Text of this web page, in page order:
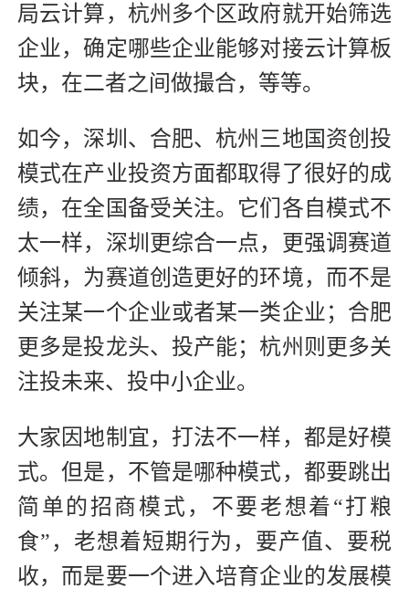
局云计算，杭州多个区政府就开始筛选
企业，确定哪些企业能够对接云计算板
块，在二者之间做撮合，等等。
如今，深圳、合肥、杭州三地国资创投
模式在产业投资方面都取得了很好的成
绩，在全国备受关注。它们各自模式不
太一样，深圳更综合一点，更强调赛道
倾斜，为赛道创造更好的环境，而不是
关注某一个企业或者某一类企业；合肥
更多是投龙头、投产能；杭州则更多关
注投未来、投中小企业。
大家因地制宜，打法不一样，都是好模
式。但是，不管是哪种模式，都要跳出
简单的招商模式，不要老想着“打粮
食”，老想着短期行为，要产值、要税
收，而是要一个进入培育企业的发展模